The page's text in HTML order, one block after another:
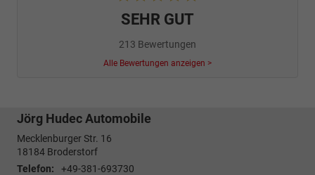
SEHR GUT
213 Bewertungen
Alle Bewertungen anzeigen >
Jörg Hudec Automobile
Mecklenburger Str. 16
18184 Broderstorf
Telefon:
+49-381-693730